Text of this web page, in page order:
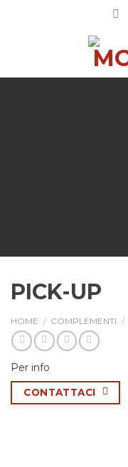
PICK-UP
HOME / COMPLEMENTI /
Per info
CONTATTACI